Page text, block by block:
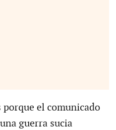
porque el comunicado
guerra sucia